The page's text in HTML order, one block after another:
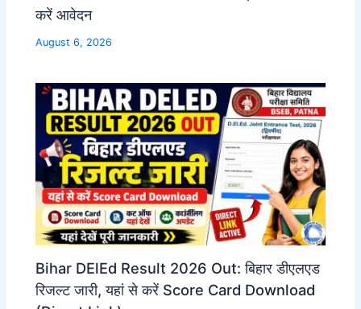
करें आवेदन
August 6, 2026
Bihar DElEd Result 2026 Out: बिहार डीएलएड
रिजल्ट जारी, यहां से करें Score Card Download